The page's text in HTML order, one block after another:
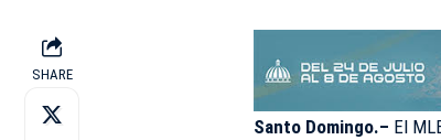
SHARE
Santo Domingo.– El